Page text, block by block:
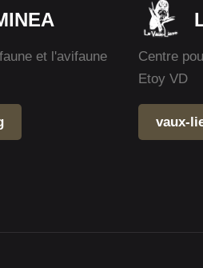
et l'avifaune
Centre
Etoy VD
vaux-